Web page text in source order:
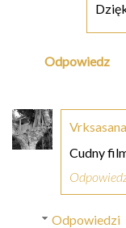
Odpowiedz
Vrksasana
Cudny
Odpowiedzi